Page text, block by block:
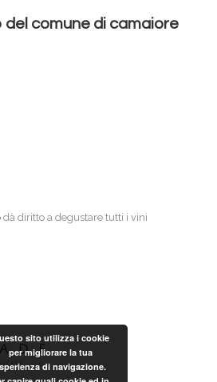
del comune di camaiore
dà diritto a degustare tutti i vini
sito utilizza i cookie
per migliorare la tua
di navigazione.